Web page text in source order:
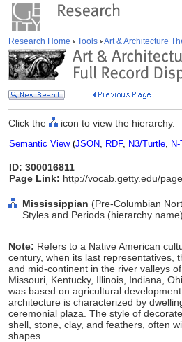
Research Home Tools Art & Architecture
Click the icon to view the hierarchy.
Semantic View(JSON, RDF, N3/Turtle,
ID: 300016811
Page Link: http://vocab.getty.edu/
Mississippian (Pre-Columbian
Styles and Periods (hierarchy
Note: Refers to a Native American
century, when its last representatives,
and mid-continent in the river valleys
Missouri, Kentucky, Illinois, Indiana,
was based on agricultural
architecture is characterized by
ceremonial plaza. The style of
shell, stone, clay, and feathers, often
shapes.